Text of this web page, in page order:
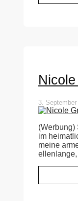
3. September
(Werbung)
im
meine